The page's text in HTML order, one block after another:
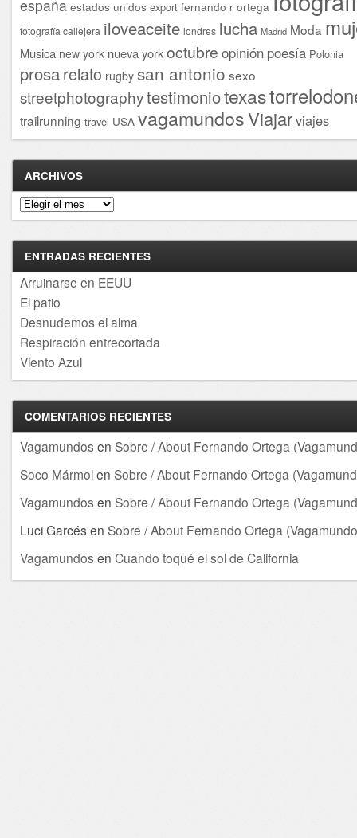
españa estados unidos export fernando r ortega
fotografía callejera iloveaceite londres lucha Madrid Moda
Musica new york nueva yorkoctubre opinión poesía Polonia
prosarelato rugby san antonio sexo
streetphotographytestimoniotexas
trailrunning travel USA vagamundosViajarviajes
ARCHIVOS
Archivos
ENTRADAS RECIENTES
Arruinarse en EEUU
El patio
Desnudemos el alma
Respiración entrecortada
Viento Azul
COMENTARIOS RECIENTES
Vagamundos en Sobre / About Fernando Ortega
Soco Mármolen Sobre / About Fernando Ortega
Vagamundos en Sobre / About Fernando Ortega
Luci Garcés en Sobre / About Fernando Ortega
Vagamundos en Cuando toqué el sol de California